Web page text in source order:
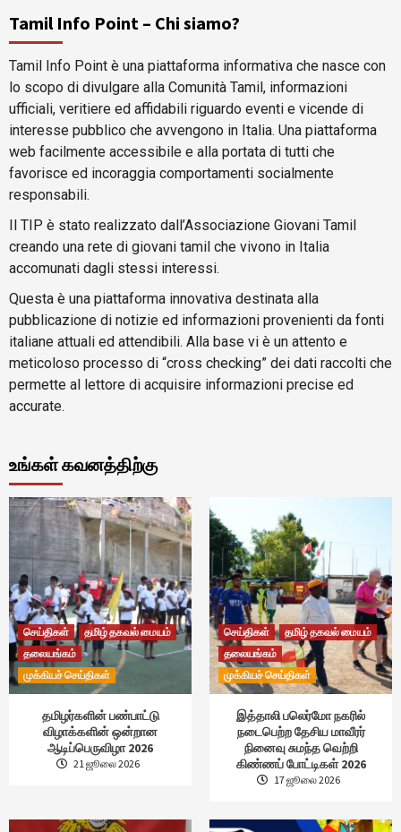
Tamil Info Point – Chi siamo?
Tamil Info Point è una piattaforma informativa che nasce con
lo scopo di divulgare alla Comunità Tamil, informazioni
ufficiali, veritiere ed affidabili riguardo eventi e vicende di
interesse pubblico che avvengono in Italia. Una piattaforma
web facilmente accessibile e alla portata di tutti che
favorisce ed incoraggia comportamenti socialmente
responsabili.
Il TIP è stato realizzato dall’Associazione Giovani Tamil
creando una rete di giovani tamil che vivono in Italia
accomunati dagli stessi interessi.
Questa è una piattaforma innovativa destinata alla
pubblicazione di notizie ed informazioni provenienti da fonti
italiane attuali ed attendibili. Alla base vi è un attento e
meticoloso processo di “cross checking” dei dati raccolti che
permette al lettore di acquisire informazioni precise ed
accurate.
உங்கள் கவனத்திற்கு
செய்திகள்
தமிழ் தகவல் மையம்
தலையங்கம்
முக்கியச் செய்திகள்
தமிழர்களின் பண்பாட்டு
விழாக்களின் ஒன்றான
ஆடிப்பெருவிழா 2026
21 ஜூலை 2026
செய்திகள்
தமிழ் தகவல் மையம்
தலையங்கம்
முக்கியச் செய்திகள்
இத்தாலி பலெர்மோ நகரில்
நடைபெற்ற தேசிய மாவீரர்
நினைவு சுமந்த வெற்றி
கிண்ணப் போட்டிகள் 2026
17 ஜூலை 2026